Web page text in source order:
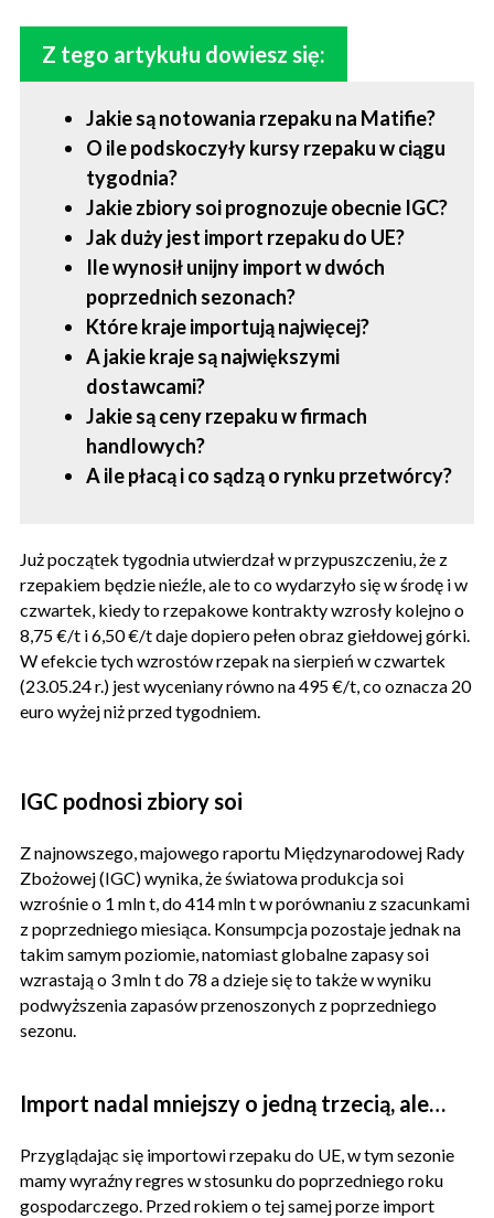
Z tego artykułu dowiesz się:
Jakie są notowania rzepaku na Matifie?
O ile podskoczyły kursy rzepaku w ciągu
tygodnia?
Jakie zbiory soi prognozuje obecnie IGC?
Jak duży jest import rzepaku do UE?
Ile wynosił unijny import w dwóch
poprzednich sezonach?
Które kraje importują najwięcej?
A jakie kraje są największymi
dostawcami?
Jakie są ceny rzepaku w firmach
handlowych?
A ile płacą i co sądzą o rynku przetwórcy?
Już początek tygodnia utwierdzał w przypuszczeniu, że z
rzepakiem będzie nieźle, ale to co wydarzyło się w środę i w
czwartek, kiedy to rzepakowe kontrakty wzrosły kolejno o
8,75 €/t i 6,50 €/t daje dopiero pełen obraz giełdowej górki.
W efekcie tych wzrostów rzepak na sierpień w czwartek
(23.05.24 r.) jest wyceniany równo na 495 €/t, co oznacza 20
euro wyżej niż przed tygodniem.
IGC podnosi zbiory soi
Z najnowszego, majowego raportu Międzynarodowej Rady
Zbożowej (IGC) wynika, że światowa produkcja soi
wzrośnie o 1 mln t, do 414 mln t w porównaniu z szacunkami
z poprzedniego miesiąca. Konsumpcja pozostaje jednak na
takim samym poziomie, natomiast globalne zapasy soi
wzrastają o 3 mln t do 78 a dzieje się to także w wyniku
podwyższenia zapasów przenoszonych z poprzedniego
sezonu.
Import nadal mniejszy o jedną trzecią, ale…
Przyglądając się importowi rzepaku do UE, w tym sezonie
mamy wyraźny regres w stosunku do poprzedniego roku
gospodarczego. Przed rokiem o tej samej porze import